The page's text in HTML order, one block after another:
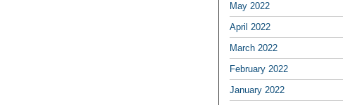
May 2022
April 2022
March 2022
February 2022
January 2022